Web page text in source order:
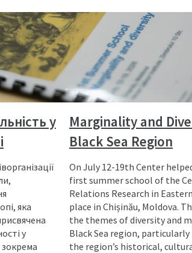
у
яка
у
Marginality and
Black Sea Region
On July 12-19th Center
first summer school of the
Relations Research in
place in Chișinău, Moldova.
the themes of diversity and
Black Sea region,
the region’s historical,